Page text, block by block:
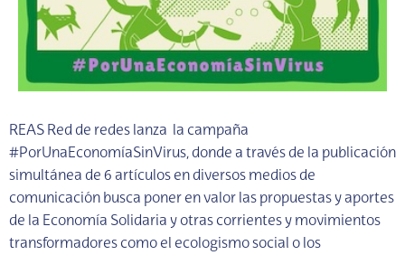
REAS Red de redes lanza la campaña
#PorUnaEconomíaSinVirus, donde a través de la publicación
simultánea de 6 artículos en diversos medios de
comunicación busca poner en valor las propuestas y aportes
de la Economía Solidaria y otras corrientes y movimientos
transformadores como el ecologismo social o los